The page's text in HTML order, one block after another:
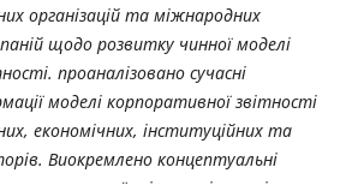
організацій та міжнародних
щодо розвитку чинної моделі
проаналізовано сучасні
моделі корпоративної звітності
економічних, інституційних та
Виокремлено концептуальні